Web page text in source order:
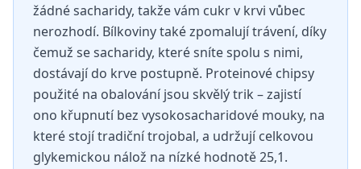
žádné sacharidy, takže vám cukr v krvi vůbec
nerozhodí. Bílkoviny také zpomalují trávení, díky
čemuž se sacharidy, které sníte spolu s nimi,
dostávají do krve postupně. Proteinové chipsy
použité na obalování jsou skvělý trik – zajistí
ono křupnutí bez vysokosacharidové mouky, na
které stojí tradiční trojobal, a udržují celkovou
glykemickou nálož na nízké hodnotě 25,1.